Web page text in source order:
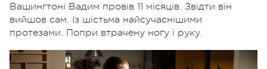
Вашингтоні Вадим провів 11 місяців. Звідти він
вийшов сам. Із шістьма найсучаснішими
протезами. Попри втрачену ногу і руку.